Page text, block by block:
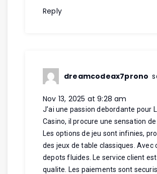
Reply
dreamcodeax7prono
Nov 13, 2025 at 9:28 am
J’ai une passion debordante pour
Casino, il procure une sensation de
Les options de jeu sont infinies,
des jeux de table classiques. Avec
depots fluides. Le service client
qualite. Les paiements sont